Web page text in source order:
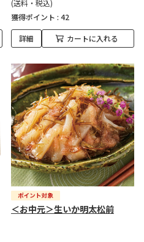
(送料・税込)
獲得ポイント : 42
詳細 カートに入れる
＜お中元＞生いか明太松前